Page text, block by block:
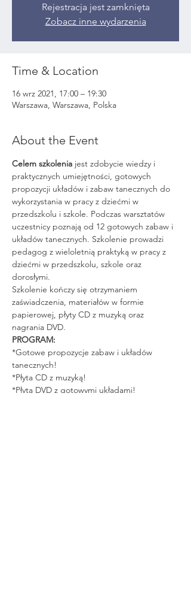
Rejestracja jest zamknięta
Zobacz inne wydarzenia
Time & Location
16 wrz 2021, 17:00 – 19:30
Warszawa, Warszawa, Polska
About the Event
Celem szkolenia jest zdobycie wiedzy i
praktycznych umiejętności, gotowych
propozycji układów i zabaw tanecznych do
wykorzystania w pracy z dziećmi w
przedszkolu i szkole. Podczas warsztatów
uczestnicy poznają od 12 gotowych zabaw i
układów tanecznych. Szkolenie prowadzi
pedagog z wieloletnią praktyką w pracy z
dziećmi w przedszkolu, szkole oraz
dorosłymi.
Szkolenie kończy się otrzymaniem
zaświadczenia, materiałów w formie
papierowej, płyty CD z muzyką oraz
nagrania DVD.
PROGRAM:
*Gotowe propozycje zabaw i układów
tanecznych!
*Płyta CD z muzyką!
*Płyta DVD z gotowymi układami!